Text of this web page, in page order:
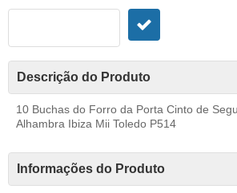
Descrição do Produto
10 Buchas do Forro da Porta Cinto de
Alhambra Ibiza Mii Toledo P514
Informações do Produto